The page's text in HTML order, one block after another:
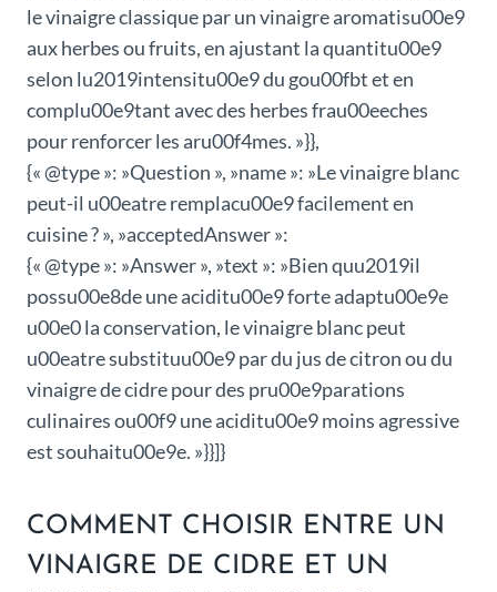
le vinaigre classique par un vinaigre aromatisu00e9
aux herbes ou fruits, en ajustant la quantitu00e9
selon lu2019intensitu00e9 du gou00fbt et en
complu00e9tant avec des herbes frau00eeches
pour renforcer les aru00f4mes. »}},
{« @type »: »Question », »name »: »Le vinaigre blanc
peut-il u00eatre remplacu00e9 facilement en
cuisine ? », »acceptedAnswer »:
{« @type »: »Answer », »text »: »Bien quu2019il
possu00e8de une aciditu00e9 forte adaptu00e9e
u00e0 la conservation, le vinaigre blanc peut
u00eatre substituu00e9 par du jus de citron ou du
vinaigre de cidre pour des pru00e9parations
culinaires ou00f9 une aciditu00e9 moins agressive
est souhaitu00e9e. »}}]}
COMMENT CHOISIR ENTRE UN
VINAIGRE DE CIDRE ET UN